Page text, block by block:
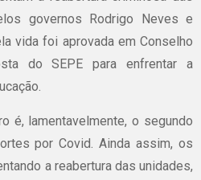
governos Rodrigo Neves e
vida foi aprovada em Conselho
do SEPE para enfrentar a
é, lamentavelmente, o segundo
por Covid. Ainda assim, os
a reabertura das unidades,